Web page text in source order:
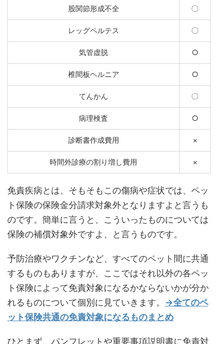
股関節形成不全 〇
レッグペルテス 〇
気管虚脱 ○
椎間板ヘルニア ○
てんかん 〇
病理検査 ○
診断書作成費用 ×
時間外診療の割り増し費用 ×
免責疾病とは、そもそもこの傷病や症状では、ペッ
ト保険の保険金分請求対象外となりますよと言うも
のです。簡単に言うと、こういったものについては
保険の補償対象外ですよ、と言うものです。
予防治療やワクチンなど、すべてのペット間に共通
するものもありますが、ここではそれ以外の各ペッ
ト保険によって免責対象になるかならないかが分か
れるものについて個別に見ていきます。 →全てのペ
ット保険共通の免責対象になるものまとめ
ひとまず、パンフレットや重要事項説明書に免責対